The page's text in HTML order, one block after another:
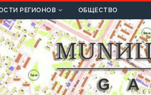
РЕГИОНОВ ОБЩЕСТВО